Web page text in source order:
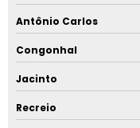
Antônio Carlos
Congonhal
Jacinto
Recreio